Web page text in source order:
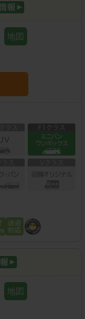
地図
地図